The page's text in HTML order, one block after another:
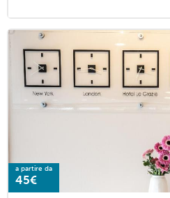
a partire da
45€